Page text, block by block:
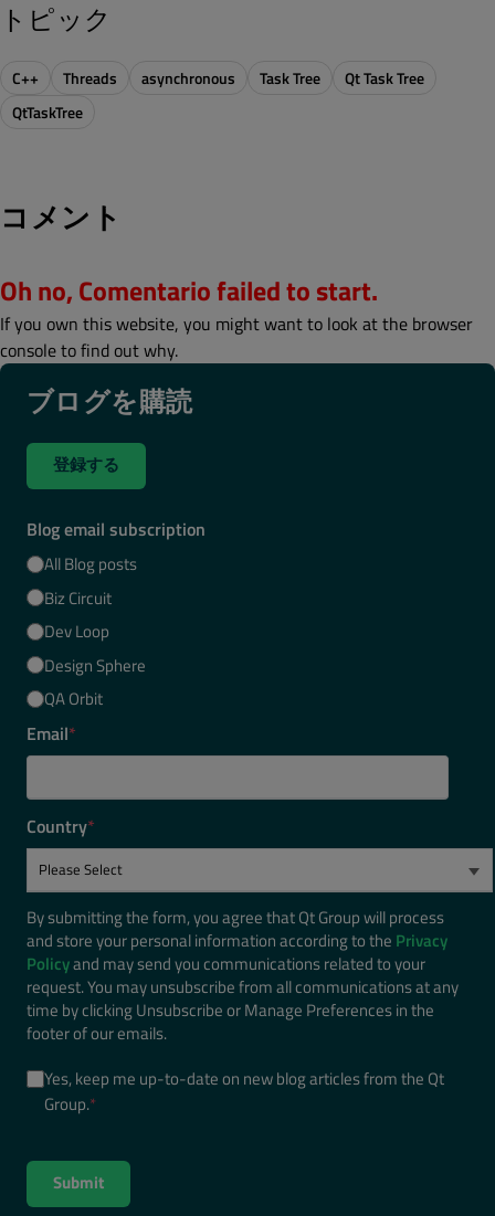
トピック
C++ Threads asynchronous Task Tree
Qt Task Tree
QtTaskTree
コメント
Oh no, Comentario failed to start.
If you own this website, you might want to look at the browser
console to find out why.
ブログを購読
登録する
Blog email subscription
All Blog posts
Biz Circuit
Dev Loop
Design Sphere
QA Orbit
Email*
Country*
By submitting the form, you agree that Qt Group will process
and store your personal information according to the Privacy
Policyand may send you communications related to your
request. You may unsubscribe from all communications at any
time by clicking Unsubscribe or Manage Preferences in the
footer of our emails.
Yes, keep me up-to-date on new blog articles from the Qt
Group.*